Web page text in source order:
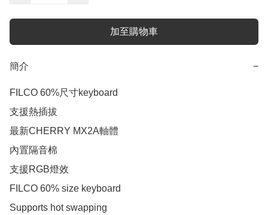
加至購物車
簡介 −
FILCO 60%尺寸keyboard
支援熱插拔
最新CHERRY MX2A軸體
內置隔音棉
支援RGB燈效
FILCO 60% size keyboard
Supports hot swapping